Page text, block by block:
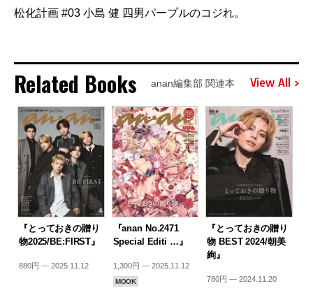
松化計画 #03 小島 健 四男パープルのコジれ。
Related Books anan編集部 関連本 View All
『とっておきの贈り
物2025/BE:FIRST』
880円 — 2025.11.12
『anan No.2471
Special Editi …』
1,300円 — 2025.11.12
MOOK
『とっておきの贈り
物 BEST 2024/朝美
絢』
780円 — 2024.11.20